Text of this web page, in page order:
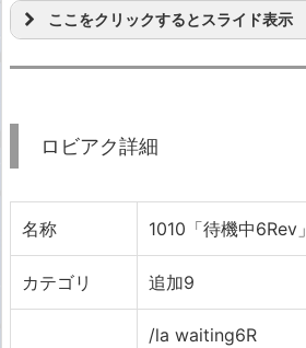
ここをクリックするとスライド表示
ロビアク詳細
名称 1010「待機中6Rev」
カテゴリ 追加9
/la waiting6R